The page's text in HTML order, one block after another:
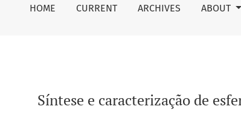
HOME CURRENT ARCHIVES ABOUT
Síntese e caracterização de